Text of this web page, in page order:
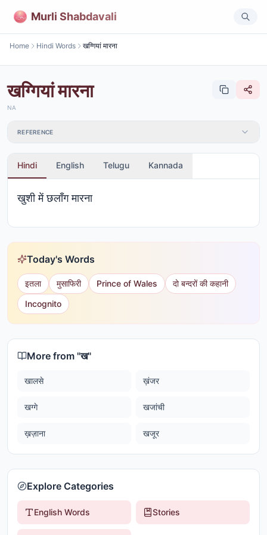
Murli Shabdavali
Home Hindi Words खग्गियां मारना
खग्गियां मारना
NA
REFERENCE
Hindi English Telugu Kannada
खुशी में छलाँग मारना
Today's Words
इतला मुसाफिरी Prince of Wales
दो बन्दरों की कहानी
Incognito
More from "ख"
खालसे ख़ंजर
खग्गे खजांची
ख़ज़ाना खजूर
Explore Categories
English Words Stories